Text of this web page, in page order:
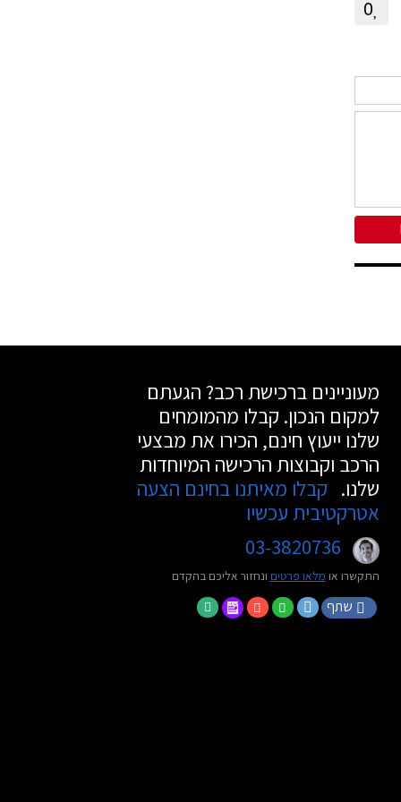
0
מעוניינים ברכישת רכב? הגעתם
למקום הנכון. קבלו מהמומחים
שלנו ייעוץ חינם, הכירו את מבצעי
הרכב וקבוצות הרכישה המיוחדות
שלנו. קבלו מאיתנו בחינם הצעה
אטרקטיבית עכשיו
03-3820736
התקשרו או מלאו פרטים ונחזור אליכם בהקדם
שתף